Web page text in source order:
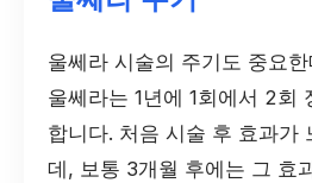
울쎄라 시술의 주기도 중요
울쎄라는 1년에 1회에서 2회
합니다. 처음 시술 후 효과가
데, 보통 3개월 후에는 그 효